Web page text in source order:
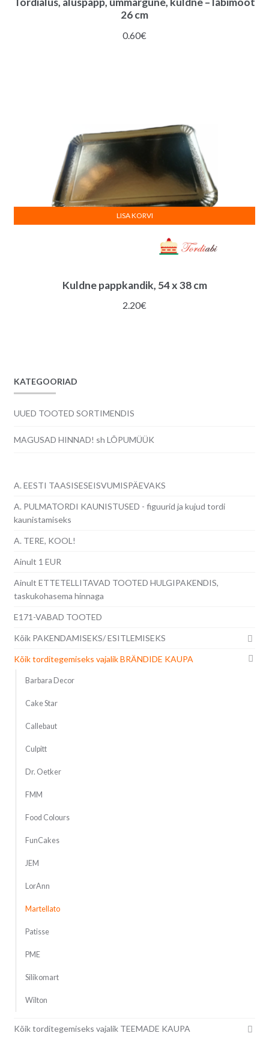
26 cm
0.60€
Kuldne pappkandik, 54 x 38 cm
2.20€
LISA KORVI
KATEGOORIAD
UUED TOOTED SORTIMENDIS
MAGUSAD HINNAD! sh LÕPUMÜÜK
A. EESTI TAASISESEISVUMISPÄEVAKS
A. PULMATORDI KAUNISTUSED - figuurid ja kujud tordi
kaunistamiseks
A. TERE, KOOL!
Ainult 1 EUR
Ainult ETTETELLITAVAD TOOTED HULGIPAKENDIS,
taskukohasema hinnaga
E171-VABAD TOOTED
Kõik PAKENDAMISEKS/ ESITLEMISEKS
Kõik torditegemiseks vajalik BRÄNDIDE KAUPA
Barbara Decor
Cake Star
Callebaut
Culpitt
Dr. Oetker
FMM
Food Colours
FunCakes
JEM
LorAnn
Martellato
Patisse
PME
Silikomart
Wilton
Kõik torditegemiseks vajalik TEEMADE KAUPA